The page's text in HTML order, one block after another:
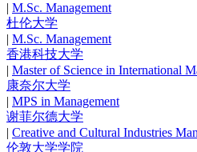
| M.Sc. Management
杜伦大学
| M.Sc. Management
香港科技大学
| Master of Science in International
康奈尔大学
| MPS in Management
谢菲尔德大学
| Creative and Cultural Industries
伦敦大学学院